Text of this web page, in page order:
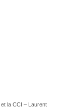
la CCI – Laurent